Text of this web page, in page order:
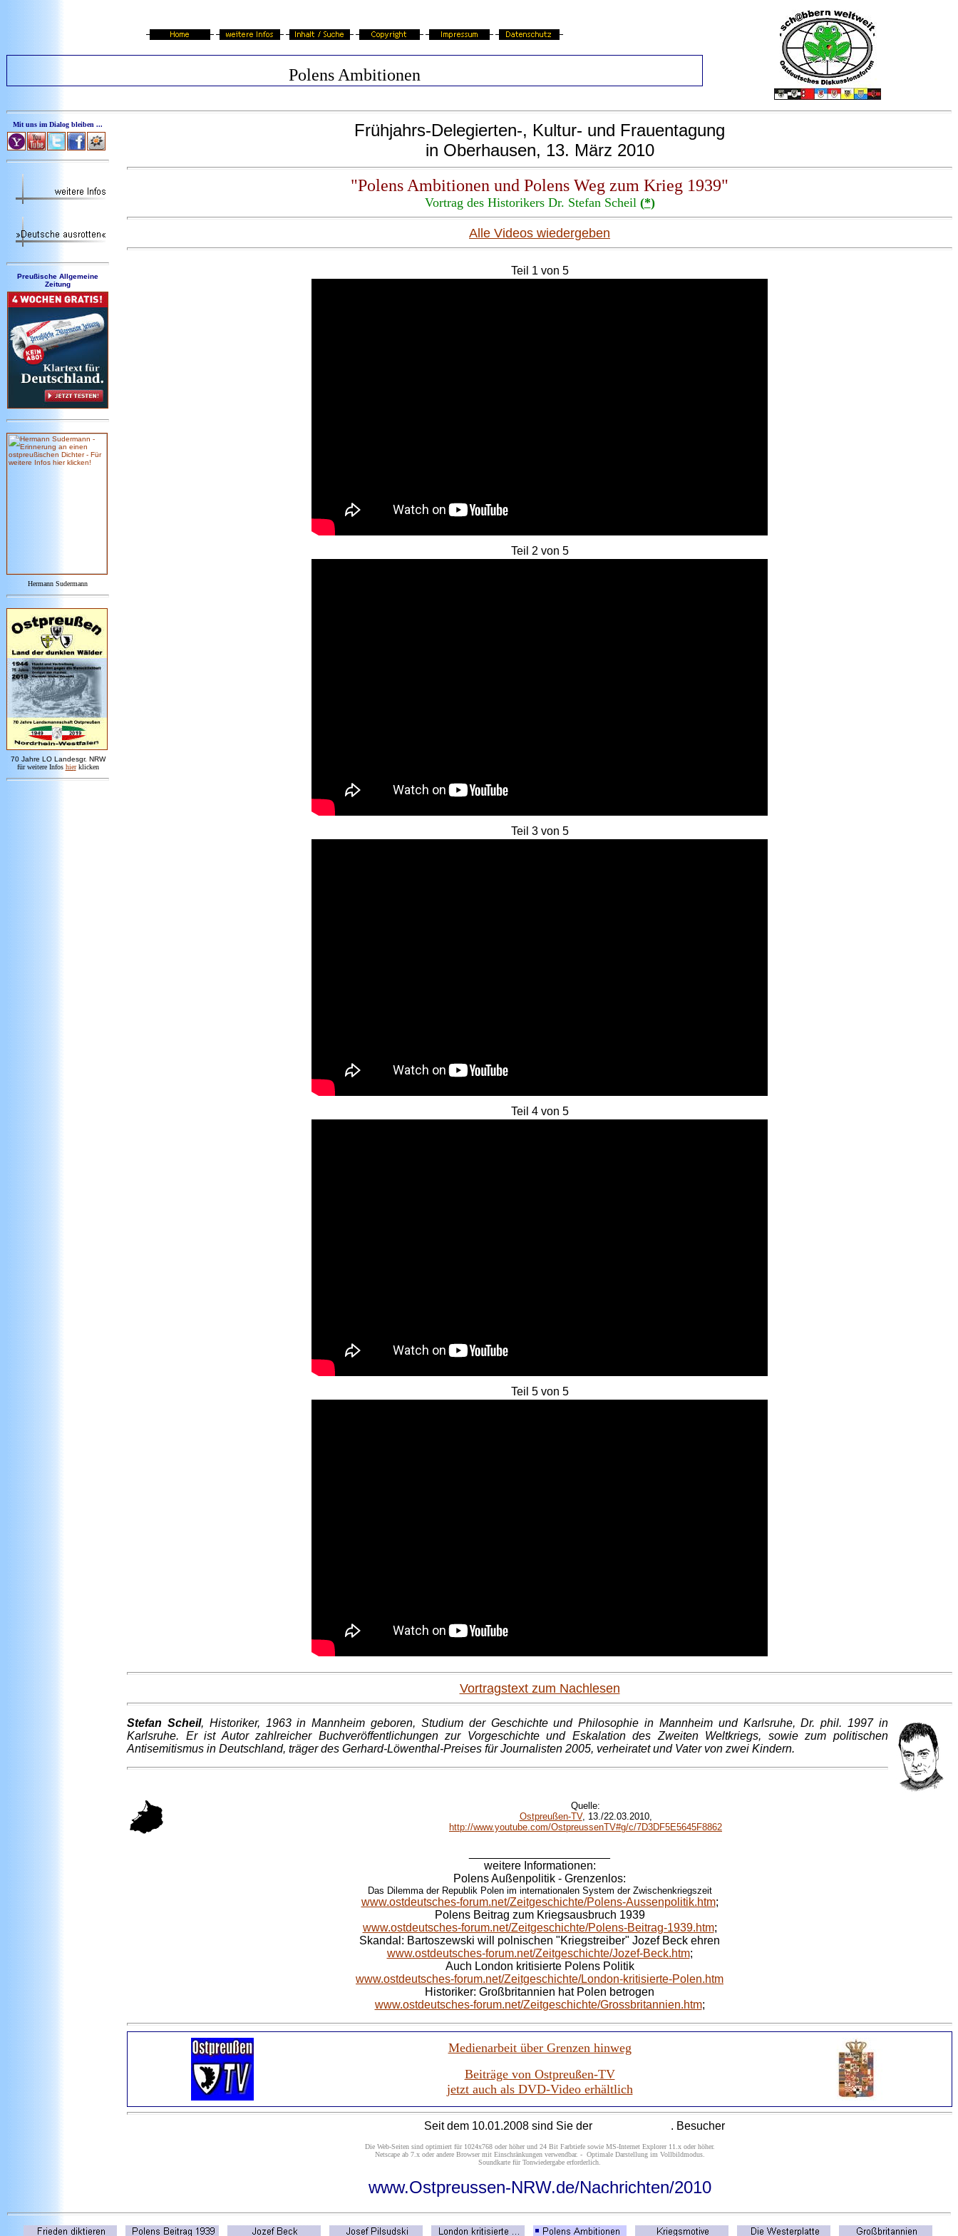
Polens Ambitionen
Mit uns im Dialog bleiben ...
Preußische Allgemeine
Zeitung
Hermann Sudermann
70 Jahre LO Landesgr. NRW
für weitere Infos hier klicken
Frühjahrs-Delegierten-, Kultur- und Frauentagung
in Oberhausen, 13. März 2010
"Polens Ambitionen und Polens Weg zum Krieg 1939"
Vortrag des Historikers Dr. Stefan Scheil (*)
Alle Videos wiedergeben
Teil 1 von 5
Teil 2 von 5
Teil 3 von 5
Teil 4 von 5
Teil 5 von 5
Vortragstext zum Nachlesen
Stefan Scheil, Historiker, 1963 in Mannheim geboren, Studium der Geschichte und Philosophie in Mannheim und Karlsruhe, Dr. phil. 1997 in
Karlsruhe. Er ist Autor zahlreicher Buchveröffentlichungen zur Vorgeschichte und Eskalation des Zweiten Weltkriegs, sowie zum politischen
Antisemitismus in Deutschland, träger des Gerhard-Löwenthal-Preises für Journalisten 2005, verheiratet und Vater von zwei Kindern.
Quelle:
Ostpreußen-TV, 13./22.03.2010,
http://www.youtube.com/OstpreussenTV#g/c/7D3DF5E5645F8862
weitere Informationen:
Polens Außenpolitik - Grenzenlos:
Das Dilemma der Republik Polen im internationalen System der Zwischenkriegszeit
www.ostdeutsches-forum.net/Zeitgeschichte/Polens-Aussenpolitik.htm;
Polens Beitrag zum Kriegsausbruch 1939
www.ostdeutsches-forum.net/Zeitgeschichte/Polens-Beitrag-1939.htm;
Skandal: Bartoszewski will polnischen "Kriegstreiber" Jozef Beck ehren
www.ostdeutsches-forum.net/Zeitgeschichte/Jozef-Beck.htm;
Auch London kritisierte Polens Politik
www.ostdeutsches-forum.net/Zeitgeschichte/London-kritisierte-Polen.htm
Historiker: Großbritannien hat Polen betrogen
www.ostdeutsches-forum.net/Zeitgeschichte/Grossbritannien.htm;
Medienarbeit über Grenzen hinweg
Beiträge von Ostpreußen-TV
jetzt auch als DVD-Video erhältlich
Seit dem 10.01.2008 sind Sie der . Besucher
Die Web-Seiten sind optimiert für 1024x768 oder höher und 24 Bit Farbtiefe sowie MS-Internet Explorer 11.x oder höher.
Netscape ab 7.x oder andere Browser mit Einschränkungen verwendbar. - Optimale Darstellung im Vollbildmodus.
Soundkarte für Tonwiedergabe erforderlich.
www.Ostpreussen-NRW.de/Nachrichten/2010